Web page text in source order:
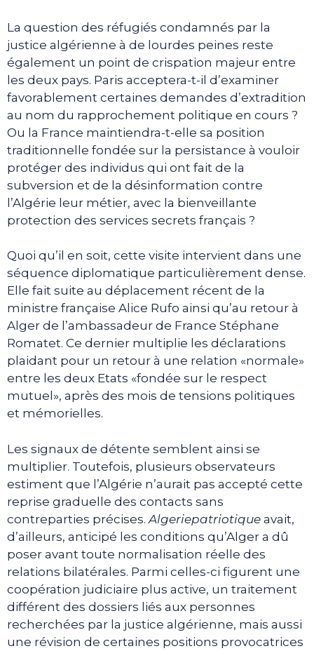
La question des réfugiés condamnés par la
justice algérienne à de lourdes peines reste
également un point de crispation majeur entre
les deux pays. Paris acceptera-t-il d’examiner
favorablement certaines demandes d’extradition
au nom du rapprochement politique en cours ?
Ou la France maintiendra-t-elle sa position
traditionnelle fondée sur la persistance à vouloir
protéger des individus qui ont fait de la
subversion et de la désinformation contre
l’Algérie leur métier, avec la bienveillante
protection des services secrets français ?
Quoi qu’il en soit, cette visite intervient dans une
séquence diplomatique particulièrement dense.
Elle fait suite au déplacement récent de la
ministre française Alice Rufo ainsi qu’au retour à
Alger de l’ambassadeur de France Stéphane
Romatet. Ce dernier multiplie les déclarations
plaidant pour un retour à une relation «normale»
entre les deux Etats «fondée sur le respect
mutuel», après des mois de tensions politiques
et mémorielles.
Les signaux de détente semblent ainsi se
multiplier. Toutefois, plusieurs observateurs
estiment que l’Algérie n’aurait pas accepté cette
reprise graduelle des contacts sans
contreparties précises. Algeriepatriotique avait,
d’ailleurs, anticipé les conditions qu’Alger a dû
poser avant toute normalisation réelle des
relations bilatérales. Parmi celles-ci figurent une
coopération judiciaire plus active, un traitement
différent des dossiers liés aux personnes
recherchées par la justice algérienne, mais aussi
une révision de certaines positions provocatrices